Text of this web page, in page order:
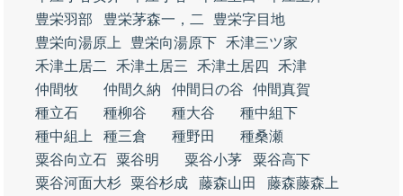
豊栄羽部
豊栄茅森一，二
豊栄字目地
豊栄向湯原上
豊栄向湯原下 禾津三ツ家
禾津土居二
禾津土居三 禾津土居四
禾津
仲間牧
仲間久納 仲間日の谷
仲間真賀
種立石
種柳谷 種大谷
種中組下
種中組上
種三倉 種野田
種桑瀬
粟谷向立石 粟谷明 粟谷小茅
粟谷高下
粟谷河面大杉 粟谷杉成 藤森山田
藤森藤森上